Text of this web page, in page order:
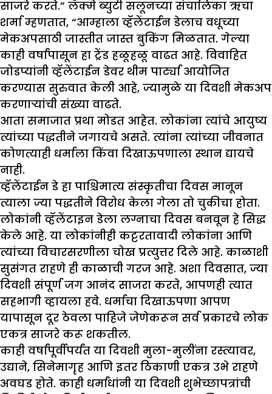
साजरे करते.” लॅक्मे ब्युटी सलूनच्या संचालिका ऋचा
शर्मा म्हणतात, “आम्हाला व्हॅलेंटाईन डेलाच वधूच्या
मेकअपसाठी जास्तीत जास्त बुकिंग मिळतात. गेल्या
काही वर्षांपासून हा ट्रेंड हळूहळू वाढत आहे. विवाहित
जोडप्यांनी व्हॅलेंटाईन डेवर थीम पार्ट्या आयोजित
करण्यास सुरुवात केली आहे, ज्यामुळे या दिवशी मेकअप
करणार्‍यांची संख्या वाढते.
आता समाजात प्रथा मोडत आहेत. लोकांना त्यांचे आयुष्य
त्यांच्या पद्धतीने जगायचे असते. त्यांना त्यांच्या जीवनात
कोणत्याही धर्माला किंवा दिखाऊपणाला स्थान द्यायचे
नाही.
व्हॅलेंटाईन डे हा पाश्चिमात्य संस्कृतीचा दिवस मानून
त्याला ज्या पद्धतीने विरोध केला गेला तो चुकीचा होता.
लोकांनी व्हॅलेंटाइन डेला लग्नाचा दिवस बनवून हे सिद्ध
केले आहे. या लोकांनीही कट्टरतावादी लोकांना आणि
त्यांच्या विचारसरणीला चोख प्रत्युत्तर दिले आहे. काळाशी
सुसंगत राहणे ही काळाची गरज आहे. अशा दिवसात, ज्या
दिवशी संपूर्ण जग आनंद साजरा करते, आपणही त्यात
सहभागी व्हायला हवे. धर्माचा दिखाऊपणा आपण
यापासून दूर ठेवला पाहिजे जेणेकरून सर्व प्रकारचे लोक
एकत्र साजरे करू शकतील.
काही वर्षांपूर्वीपर्यंत या दिवशी मुला-मुलींना रस्त्यावर,
उद्याने, सिनेमागृह आणि इतर ठिकाणी एकत्र उभे राहणे
अवघड होते. काही धर्मांधांनी या दिवशी शुभेच्छापत्रांची